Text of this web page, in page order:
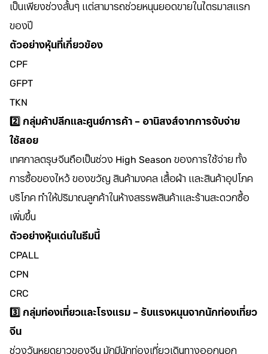
เป็นเพียงช่วงสั้นๆ แต่สามารถช่วยหนุนยอดขายในไตรมาสแรก
ของปี
ตัวอย่างหุ้นที่เกี่ยวข้อง
CPF
GFPT
TKN
2️⃣ กลุ่มค้าปลีกและศูนย์การค้า – อานิสงส์จากการจับจ่าย
ใช้สอย
เทศกาลตรุษจีนถือเป็นช่วง High Season ของการใช้จ่าย ทั้ง
การซื้อของไหว้ ของขวัญ สินค้ามงคล เสื้อผ้า และสินค้าอุปโภค
บริโภค ทำให้ปริมาณลูกค้าในห้างสรรพสินค้าและร้านสะดวกซื้อ
เพิ่มขึ้น
ตัวอย่างหุ้นเด่นในธีมนี้
CPALL
CPN
CRC
3️⃣ กลุ่มท่องเที่ยวและโรงแรม – รับแรงหนุนจากนักท่องเที่ยว
จีน
ช่วงวันหยุดยาวของจีน มักมีนักท่องเที่ยวเดินทางออกนอก